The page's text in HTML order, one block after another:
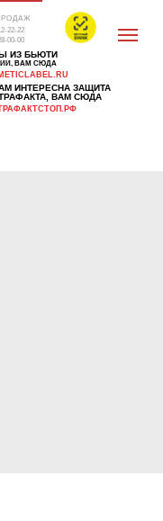
00-00
22-22
ВАМ СЮДА
ИЗ БЬЮТИ
ИНТЕРЕСНА ЗАЩИТА
ВАМ СЮДА